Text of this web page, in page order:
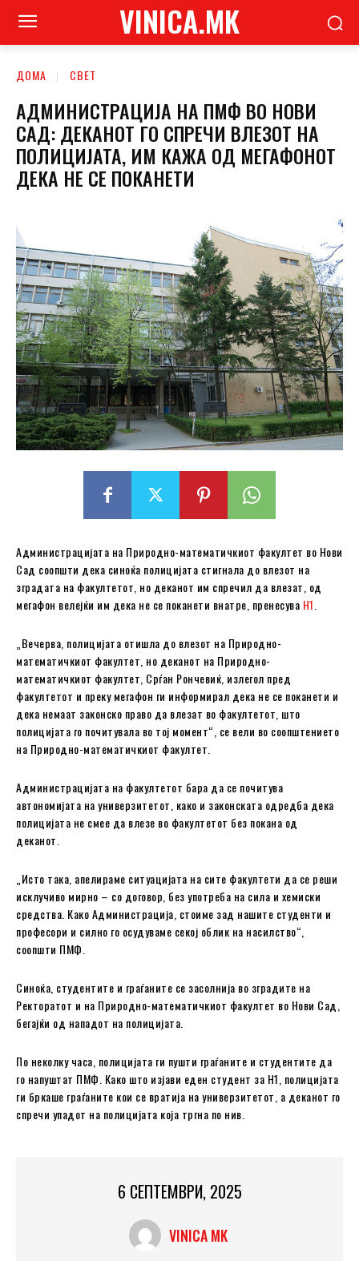
VINICA.MK
ДОМА СВЕТ
АДМИНИСТРАЦИЈА НА ПМФ ВО НОВИ
САД: ДЕКАНОТ ГО СПРЕЧИ ВЛЕЗОТ НА
ПОЛИЦИЈАТА, ИМ КАЖА ОД МЕГАФОНОТ
ДЕКА НЕ СЕ ПОКАНЕТИ
Администрацијата на Природно-математичкиот факултет во Нови
Сад соопшти дека синоќа полицијата стигнала до влезот на
зградата на факултетот, но деканот им спречил да влезат, од
мегафон велејќи им дека не се поканети внатре, пренесува Н1
„Вечерва, полицијата отишла до влезот на Природно-
математичкиот факултет, но деканот на Природно-
математичкиот факултет, Срѓан Рончевиќ, излегол пред
факултетот и преку мегафон ги информирал дека не се поканети и
дека немаат законско право да влезат во факултетот, што
полицијата го почитувала во тој момент“, се вели во соопштението
на Природно-математичкиот факултет.
Администрацијата на факултетот бара да се почитува
автономијата на универзитетот, како и законската одредба дека
полицијата не смее да влезе во факултетот без покана од
деканот.
„Исто така, апелираме ситуацијата на сите факултети да се реши
исклучиво мирно – со договор, без употреба на сила и хемиски
средства. Како Администрација, стоиме зад нашите студенти и
професори и силно го осудуваме секој облик на насилство“,
соопшти ПМФ.
Синоќа, студентите и граѓаните се засолнија во зградите на
Ректоратот и на Природно-математичкиот факултет во Нови Сад,
бегајќи од нападот на полицијата.
По неколку часа, полицијата ги пушти граѓаните и студентите да
го напуштат ПМФ. Како што изјави еден студент за Н1, полицијата
ги бркаше граѓаните кои се вратија на универзитетот, а деканот го
спречи упадот на полицијата која тргна по нив.
6 СЕПТЕМВРИ, 2025
VINICA MK